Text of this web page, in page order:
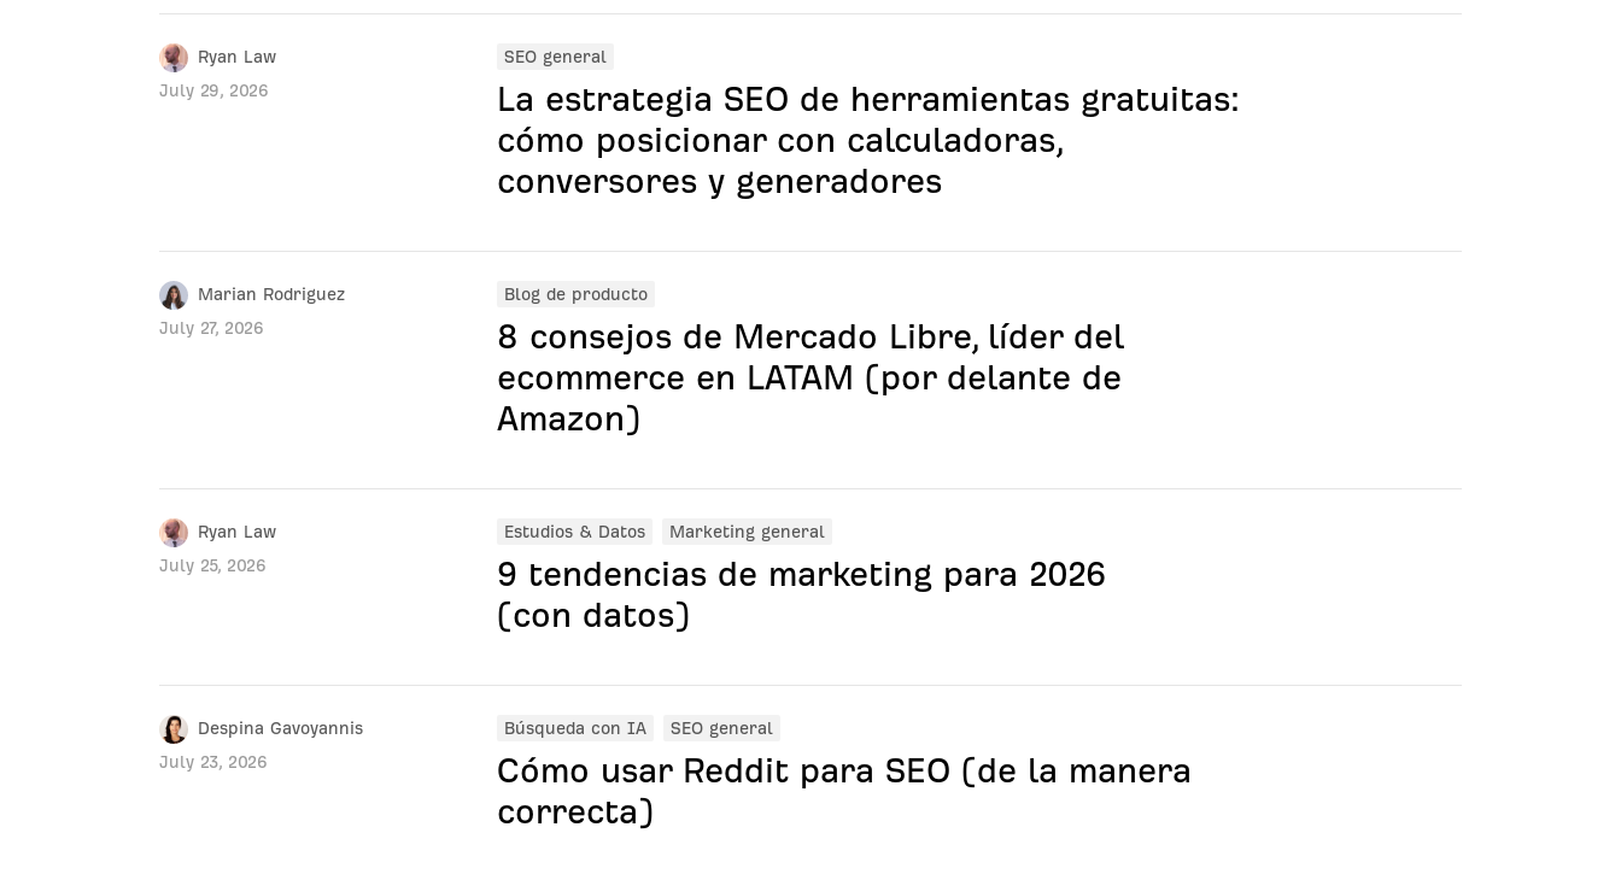
Ryan Law
July 29, 2026
SEO general
La estrategia SEO de herramientas gratuitas:
cómo posicionar con calculadoras,
conversores y generadores
Marian Rodriguez
July 27, 2026
Blog de producto
8 consejos de Mercado Libre, líder del
ecommerce en LATAM (por delante de
Amazon)
Ryan Law
July 25, 2026
Estudios & Datos Marketing general
9 tendencias de marketing para 2026
(con datos)
Despina Gavoyannis
July 23, 2026
Búsqueda con IA SEO general
Cómo usar Reddit para SEO (de la manera
correcta)